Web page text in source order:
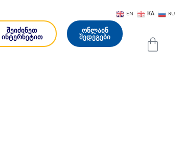
ᲨᲔᲘᲫᲘᲜᲔᲗ
ᲘᲜᲢᲔᲠᲜᲔᲢᲘᲗ
ᲝᲜᲚᲐᲘᲜ
ᲨᲔᲓᲔᲒᲔᲑᲘ
EN KA RU